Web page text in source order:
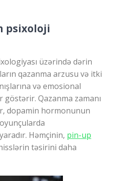
psixoloji
üzərində dərin
qazanma arzusu və itki
və emosional
Qazanma zamanı
dopamin hormonunun
Həmçinin, pin-up
təsirini daha